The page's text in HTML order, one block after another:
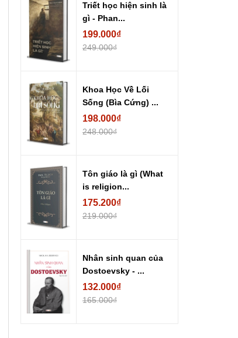
Triết học hiện sinh là
gì - Phan...
199.000₫
249.000₫
Khoa Học Về Lối
Sống (Bìa Cứng) ...
198.000₫
248.000₫
Tôn giáo là gì (What
is religion...
175.200₫
219.000₫
Nhân sinh quan của
Dostoevsky - ...
132.000₫
165.000₫